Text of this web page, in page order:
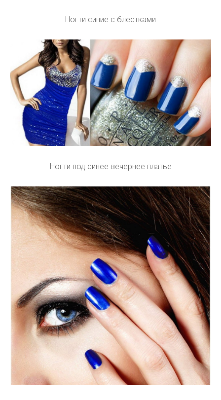
Ногти синие с блестками
Ногти под синее вечернее платье